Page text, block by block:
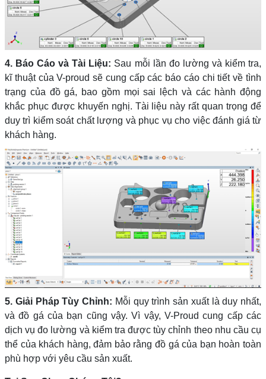
4. Báo Cáo và Tài Liệu: Sau mỗi lần đo lường và kiểm tra,
kĩ thuật của V-proud sẽ cung cấp các báo cáo chi tiết về tình
trạng của đồ gá, bao gồm mọi sai lệch và các hành động
khắc phục được khuyến nghị. Tài liệu này rất quan trọng để
duy trì kiểm soát chất lượng và phục vụ cho việc đánh giá từ
khách hàng.
5. Giải Pháp Tùy Chỉnh: Mỗi quy trình sản xuất là duy nhất,
và đồ gá của bạn cũng vậy. Vì vậy, V-Proud cung cấp các
dịch vụ đo lường và kiểm tra được tùy chỉnh theo nhu cầu cụ
thể của khách hàng, đảm bảo rằng đồ gá của bạn hoàn toàn
phù hợp với yêu cầu sản xuất.